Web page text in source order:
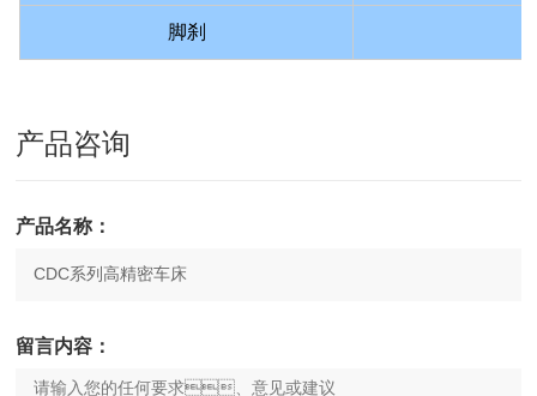
脚刹
产品咨询
产品名称：
留言内容：